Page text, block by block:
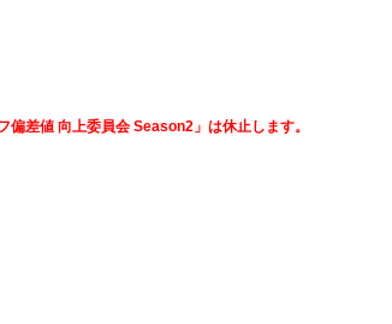
差値 向上委員会 Season2」は休止します。